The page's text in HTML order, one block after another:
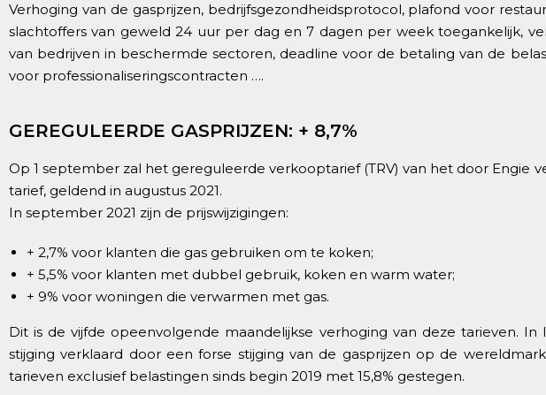
Verhoging van de gasprijzen, bedrijfsgezondheidsprotocol, plafond voor
slachtoffers van geweld 24 uur per dag en 7 dagen per week toegankelijk,
van bedrijven in beschermde sectoren, deadline voor de betaling van de
voor professionaliseringscontracten ….
GEREGULEERDE GASPRIJZEN: + 8,7%
Op 1 september zal het gereguleerde verkooptarief (TRV) van het door Engie
tarief, geldend in augustus 2021.
In september 2021 zijn de prijswijzigingen:
+ 2,7% voor klanten die gas gebruiken om te koken;
+ 5,5% voor klanten met dubbel gebruik, koken en warm water;
+ 9% voor woningen die verwarmen met gas.
Dit is de vijfde opeenvolgende maandelijkse verhoging van deze tarieven.
stijging verklaard door een forse stijging van de gasprijzen op de
tarieven exclusief belastingen sinds begin 2019 met 15,8% gestegen.